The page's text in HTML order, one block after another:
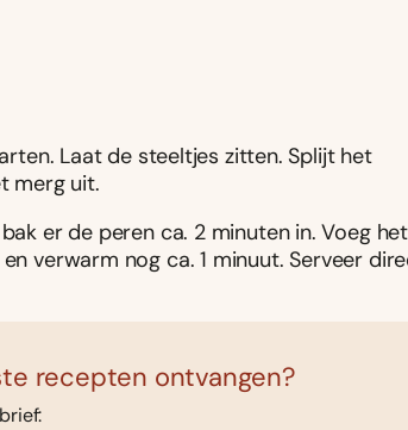
Laat de steeltjes zitten. Splijt het
merg uit.
er de peren ca. 2 minuten in. Voeg het
verwarm nog ca. 1 minuut. Serveer
recepten ontvangen?